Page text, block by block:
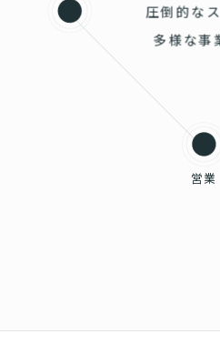
営業
圧倒的な
多様な事